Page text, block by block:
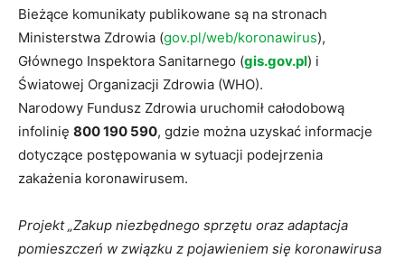
Bieżące komunikaty publikowane są na stronach
Ministerstwa Zdrowia (gov.pl/web/koronawirus),
Głównego Inspektora Sanitarnego (gis.gov.pl) i
Światowej Organizacji Zdrowia (WHO).
Narodowy Fundusz Zdrowia uruchomił całodobową
infolinię 800 190 590, gdzie można uzyskać informacje
dotyczące postępowania w sytuacji podejrzenia
zakażenia koronawirusem.
Projekt „Zakup niezbędnego sprzętu oraz adaptacja
pomieszczeń w związku z pojawieniem się koronawirusa